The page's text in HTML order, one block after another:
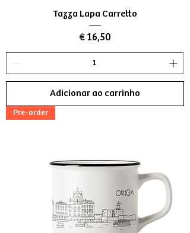
Tazza Lapa Carretto
Preço
€ 16,50
Adicionar ao carrinho
Pre-order